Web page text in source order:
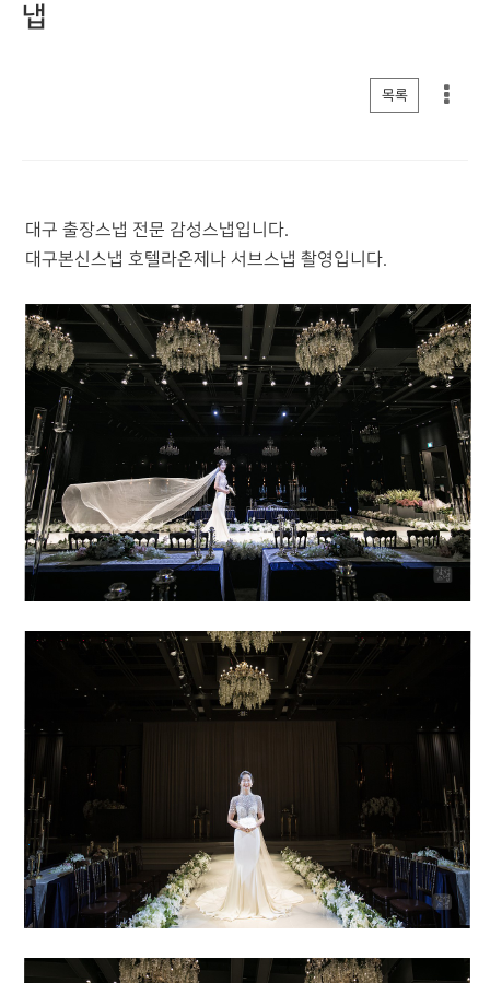
냅
목록
대구 출장스냅 전문 감성스냅입니다.
대구본신스냅 호텔라온제나 서브스냅 촬영입니다.